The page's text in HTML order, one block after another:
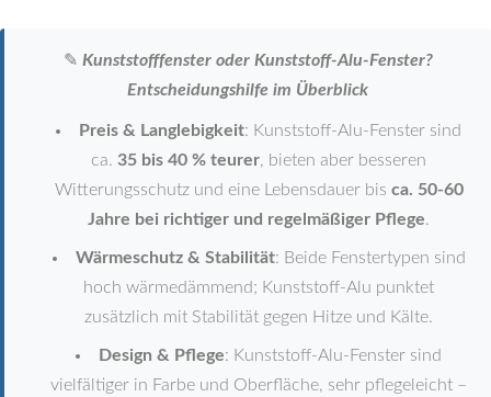
✎ Kunststofffenster oder Kunststoff-Alu-Fenster?
Entscheidungshilfe im Überblick
Preis & Langlebigkeit: Kunststoff-Alu-Fenster sind
ca. 35 bis 40 % teurer, bieten aber besseren
Witterungsschutz und eine Lebensdauer bis ca. 50-60
Jahre bei richtiger und regelmäßiger Pflege.
Wärmeschutz & Stabilität: Beide Fenstertypen sind
hoch wärmedämmend; Kunststoff-Alu punktet
zusätzlich mit Stabilität gegen Hitze und Kälte.
Design & Pflege: Kunststoff-Alu-Fenster sind
vielfältiger in Farbe und Oberfläche, sehr pflegeleicht –